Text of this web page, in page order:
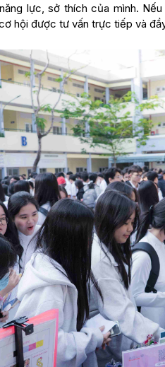
lực, sở thích của mình.
hội được tư vấn trực tiếp và